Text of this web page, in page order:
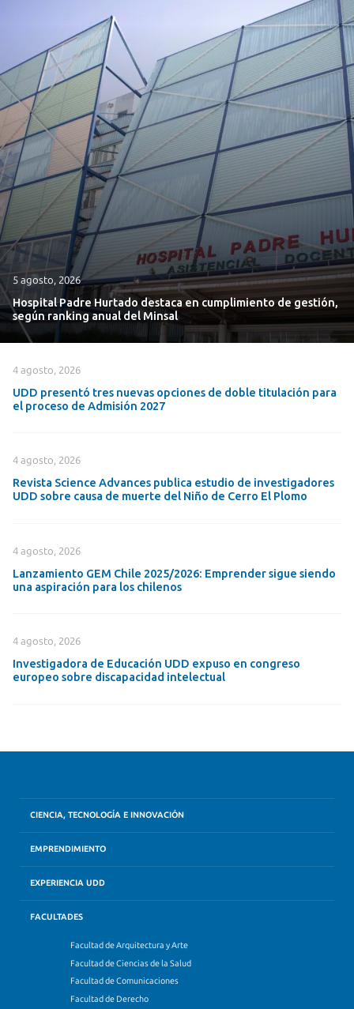
5 agosto, 2026
Hospital Padre Hurtado destaca en cumplimiento de gestión,
según ranking anual del Minsal
4 agosto, 2026
UDD presentó tres nuevas opciones de doble titulación para
el proceso de Admisión 2027
4 agosto, 2026
Revista Science Advances publica estudio de investigadores
UDD sobre causa de muerte del Niño de Cerro El Plomo
4 agosto, 2026
Lanzamiento GEM Chile 2025/2026: Emprender sigue siendo
una aspiración para los chilenos
4 agosto, 2026
Investigadora de Educación UDD expuso en congreso
europeo sobre discapacidad intelectual
CIENCIA, TECNOLOGÍA E INNOVACIÓN
EMPRENDIMIENTO
EXPERIENCIA UDD
FACULTADES
Facultad de Arquitectura y Arte
Facultad de Ciencias de la Salud
Facultad de Comunicaciones
Facultad de Derecho